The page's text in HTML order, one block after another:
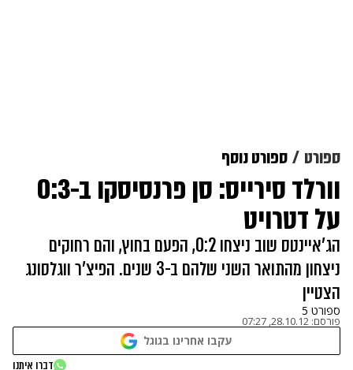
ספורט ספורט נוסף
וורלד סירייס: סן פרנסיסקו ב-0:3
על דטרויט
הג'איינטס שוב ניצחו 0:2, הפעם בחוץ, והם רחוקים
ניצחון מהתואר השני שלהם ב-3 שנים. הפיצ'ר ווגלסונג
הצטיין
ספורט 5
פורסם: 28.10.12, 07:27
עקבו אחרינו בגוגל
דברו איתנו